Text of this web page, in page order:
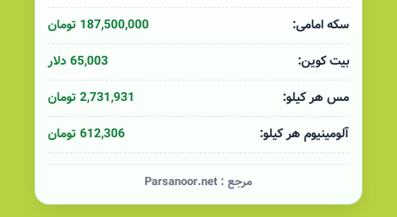
سکه امامی:
187,500,000 تومان
بیت کوین:
65,003 دلار
مس هر کیلو:
2,731,931 تومان
آلومینیوم هر کیلو:
612,306 تومان
مرجع : Parsanoor.net